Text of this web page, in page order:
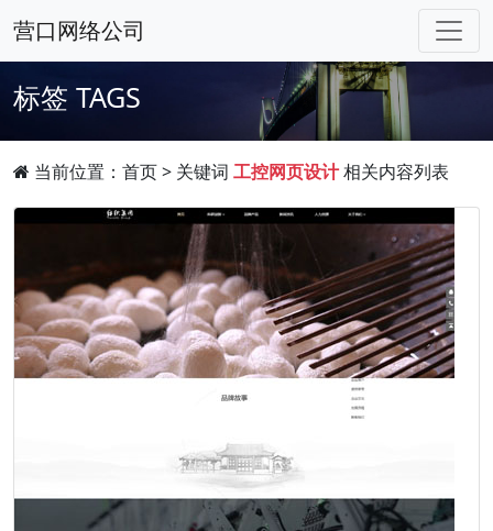
营口网络公司
标签 TAGS
当前位置： 首页> 关键词 工控网页设计相关内容列表